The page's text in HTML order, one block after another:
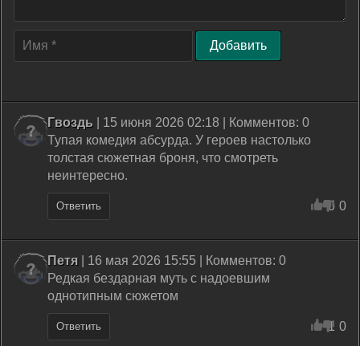
Добавить
Гвоздь | 15 июня 2026 02:18 | Комментов: 0
Тупая комедия абсурда. У героев настолько
толстая сюжетная броня, что смотреть
неинтересно.
Ответить 0 0
Петя | 16 мая 2026 15:55 | Комментов: 0
Редкая бездарная муть с надоевшим
однотипным сюжетом
Ответить 1 0